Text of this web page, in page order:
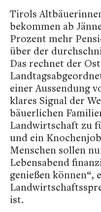
Tirols
bekommen ab
Prozent mehr
über der
Das rechnet der
einer Aussendung
klares Signal der
bäuerlichen
Landwirtschaft zu
und ein
Menschen sollen
Lebensabend
genießen
ist.